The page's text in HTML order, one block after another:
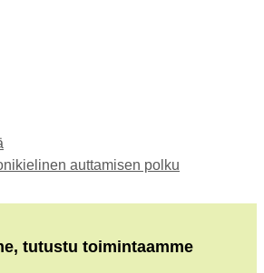
auttamisen polku
tutustu toimintaamme